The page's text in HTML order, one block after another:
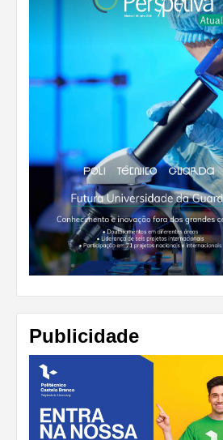
Publicidade